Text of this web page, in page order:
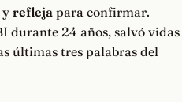
y refleja para confirmar.
durante 24 años, salvó vidas
últimas tres palabras del